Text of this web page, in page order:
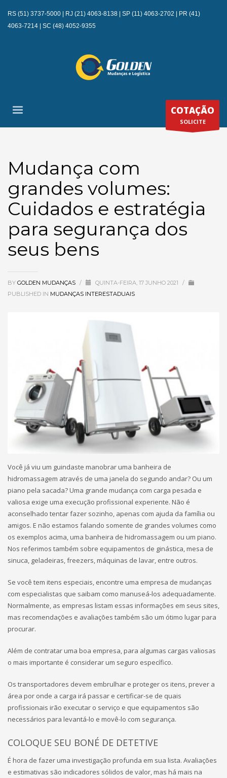
RS (51) 3737-5000 | RJ (21) 4063-8138 | SP (11) 4063-2702 | PR (41)
4063-7214 | SC (48) 4052-9355
COTAÇÃO
SOLICITE
Mudança com
grandes volumes:
Cuidados e estratégia
para segurança dos
seus bens
BY GOLDEN MUDANÇAS / QUINTA-FEIRA, 17 JUNHO 2021
/
PUBLISHED IN MUDANÇAS INTERESTADUAIS
Você já viu um guindaste manobrar uma banheira de
hidromassagem através de uma janela do segundo andar? Ou um
piano pela sacada? Uma grande mudança com carga pesada e
valiosa exige uma execução profissional experiente. Não é
aconselhado tentar fazer sozinho, apenas com ajuda da família ou
amigos. E não estamos falando somente de grandes volumes como
os exemplos acima, uma banheira de hidromassagem ou um piano.
Nos referimos também sobre equipamentos de ginástica, mesa de
sinuca, geladeiras, freezers, máquinas de lavar, entre outros.
Se você tem itens especiais, encontre uma empresa de mudanças
com especialistas que saibam como manuseá-los adequadamente.
Normalmente, as empresas listam essas informações em seus sites,
mas recomendações e avaliações também são um ótimo lugar para
procurar.
Além de contratar uma boa empresa, para algumas cargas valiosas
o mais importante é considerar um seguro específico.
Os transportadores devem embrulhar e proteger os itens, prever a
área por onde a carga irá passar e certificar-se de quais
profissionais irão executar o serviço e que equipamentos são
necessários para levantá-lo e movê-lo com segurança.
COLOQUE SEU BONÉ DE DETETIVE
É hora de fazer uma investigação profunda em sua lista. Avaliações
e estimativas são indicadores sólidos de valor, mas há mais na